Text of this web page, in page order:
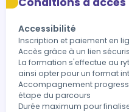
Accessibilité
Inscription et paiement en
Accès grâce à un lien
La formation s'effectue au
ainsi opter pour un format
Accompagnement
étape du parcours
Durée maximum pour